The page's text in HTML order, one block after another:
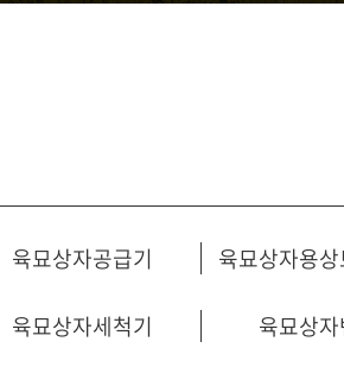
육묘상자공급기 육묘상자용
육묘상자세척기 육묘상